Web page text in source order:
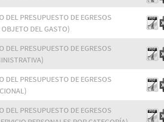
DEL PRESUPUESTO DE EGRESOS
DEL GASTO)
DEL PRESUPUESTO DE EGRESOS
DEL PRESUPUESTO DE EGRESOS
DEL PRESUPUESTO DE EGRESOS